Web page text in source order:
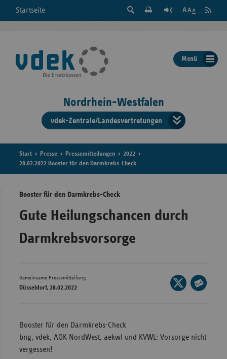
Startseite
Suche
der
Seite
Feed
Menü
Nordrhein-Westfalen
vdek-Zentrale/Landesvertretungen
der
Start Presse Pressemitteilungen
2022
28.02.2022 Booster für den Darmkrebs-Check
Booster für den Darmkrebs-Check
Gute Heilungschancen durch
Darmkrebsvorsorge
Gemeinsame Pressemitteilung
Düsseldorf, 28.02.2022
Seite
auf
Mail
Booster für den Darmkrebs-Check
bng, vdek, AOK NordWest, aekwl und KVWL: Vorsorge nicht
vergessen!